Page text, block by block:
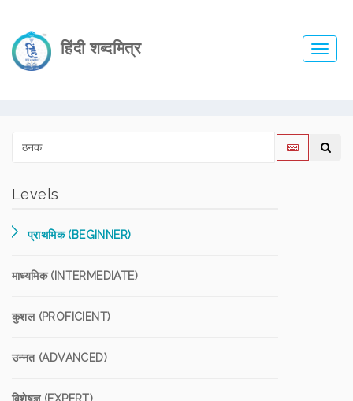
हिंदी शब्दमित्र
Levels
प्राथमिक (BEGINNER)
माध्यमिक (INTERMEDIATE)
कुशल (PROFICIENT)
उन्नत (ADVANCED)